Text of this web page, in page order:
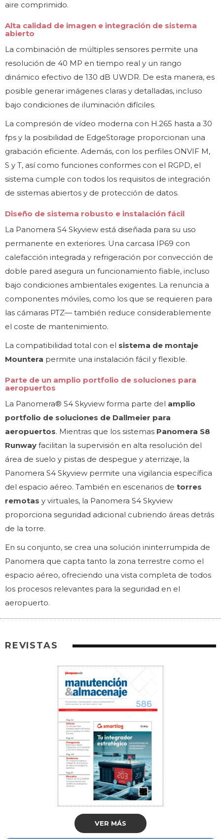
aire comprimido.
Alta calidad de imagen e integración de sistema
abierto
La combinación de múltiples sensores permite una
resolución de 40 MP en tiempo real y un rango
dinámico efectivo de 130 dB UWDR. De esta manera, es
posible generar imágenes claras y detalladas, incluso
bajo condiciones de iluminación difíciles.
La compresión de vídeo moderna con H.265 hasta a 30
fps y la posibilidad de EdgeStorage proporcionan una
grabación eficiente. Además, con los perfiles ONVIF M,
S y T, así como funciones conformes con el RGPD, el
sistema cumple con todos los requisitos de integración
de sistemas abiertos y de protección de datos.
Diseño de sistema robusto e instalación fácil
La Panomera S4 Skyview está diseñada para su uso
permanente en exteriores. Una carcasa IP69 con
calefacción integrada y refrigeración por convección de
doble pared asegura un funcionamiento fiable, incluso
bajo condiciones ambientales exigentes. La renuncia a
componentes móviles, como los que se requieren para
las cámaras PTZ— también reduce considerablemente
el coste de mantenimiento.
La compatibilidad total con el sistema de montaje
Mountera permite una instalación fácil y flexible.
Parte de un amplio portfolio de soluciones para
aeropuertos
La Panomera® S4 Skyview forma parte del amplio
portfolio de soluciones de Dallmeier para
aeropuertos. Mientras que los sistemas Panomera S8
Runway facilitan la supervisión en alta resolución del
área de suelo y pistas de despegue y aterrizaje, la
Panomera S4 Skyview permite una vigilancia específica
del espacio aéreo. También en escenarios de torres
remotas y virtuales, la Panomera S4 Skyview
proporciona seguridad adicional cubriendo áreas detrás
de la torre.
En su conjunto, se crea una solución ininterrumpida de
Panomera que capta tanto la zona terrestre como el
espacio aéreo, ofreciendo una vista completa de todos
los procesos relevantes para la seguridad en el
aeropuerto.
REVISTAS
VER MÁS